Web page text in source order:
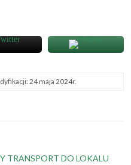
24 maja 2024r.
TRANSPORT DO LOKALU